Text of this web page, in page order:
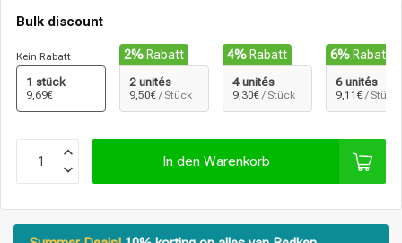
Bulk discount
Kein Rabatt
1 stück
9,69€
2% Rabatt
2 unités
9,50€ / Stück
4% Rabatt
4 unités
9,30€ / Stück
6% Rabatt
6 unités
9,11€ / Stück
In den Warenkorb